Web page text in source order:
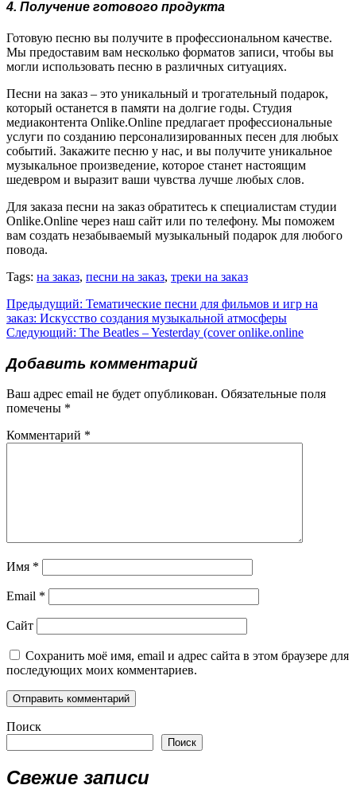
4. Получение готового продукта
Готовую песню вы получите в профессиональном качестве.
Мы предоставим вам несколько форматов записи, чтобы вы
могли использовать песню в различных ситуациях.
Песни на заказ – это уникальный и трогательный подарок,
который останется в памяти на долгие годы. Студия
медиаконтента Onlike.Online предлагает профессиональные
услуги по созданию персонализированных песен для любых
событий. Закажите песню у нас, и вы получите уникальное
музыкальное произведение, которое станет настоящим
шедевром и выразит ваши чувства лучше любых слов.
Для заказа песни на заказ обратитесь к специалистам студии
Onlike.Online через наш сайт или по телефону. Мы поможем
вам создать незабываемый музыкальный подарок для любого
повода.
Tags: на заказ, песни на заказ, треки на заказ
Навигация
по
Предыдущий: Предыдущая
запись:
Тематические песни для фильмов и игр на
заказ: Искусство создания музыкальной атмосферы
Следующий: Следующая
The Beatles – Yesterday (cover onlike.online
Добавить комментарий
Ваш адрес email не будет опубликован. Обязательные поля
помечены *
Комментарий *
Имя *
Email *
Сайт
Сохранить моё имя, email и адрес сайта в этом браузере для
последующих моих комментариев.
Поиск
Поиск
Свежие записи